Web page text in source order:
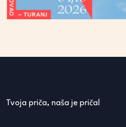
Tvoja priča, naša je priča!